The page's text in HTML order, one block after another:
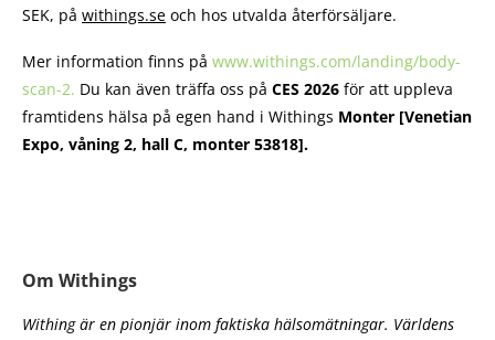
SEK, på withings.se och hos utvalda återförsäljare.
Mer information finns på www.withings.com/landing/body-
scan-2. Du kan även träffa oss på CES 2026 för att uppleva
framtidens hälsa på egen hand i Withings Monter [Venetian
Expo, våning 2, hall C, monter 53818].
Om Withings
Withing är en pionjär inom faktiska hälsomätningar. Världens